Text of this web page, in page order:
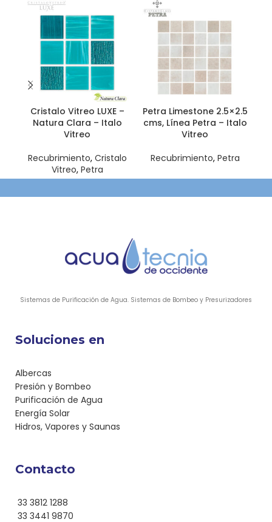
Cristalo Vitreo LUXE –
Natura Clara – Italo
Vitreo
Recubrimiento, Cristalo
Vitreo, Petra
Petra Limestone 2.5×2.5
cms, Línea Petra – Italo
Vitreo
Recubrimiento, Petra
Sistemas de Purificación de Agua. Sistemas de Bombeo y Presurizadores
Soluciones en
Albercas
Presión y Bombeo
Purificación de Agua
Energía Solar
Hidros, Vapores y Saunas
Contacto
33 3812 1288
33 3441 9870